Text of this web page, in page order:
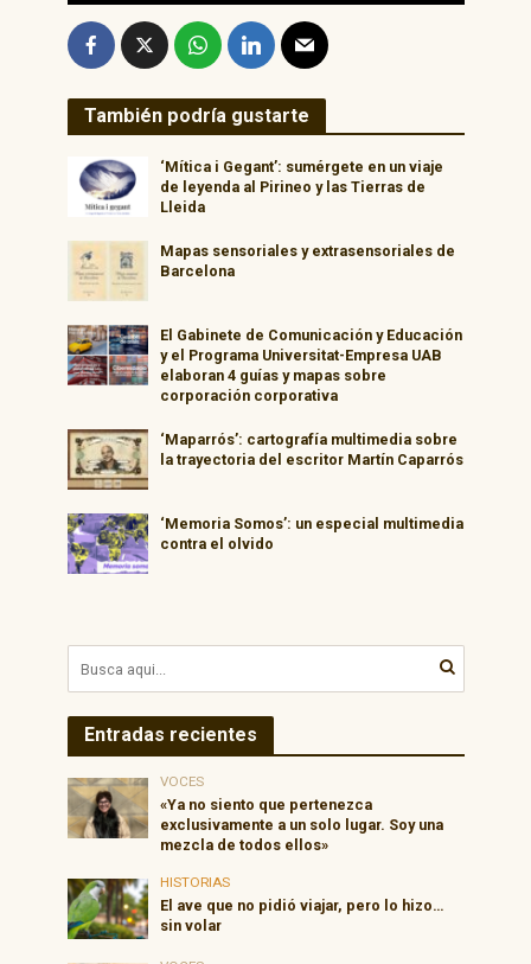
También podría gustarte
‘Mítica i Gegant’: sumérgete en un viaje
de leyenda al Pirineo y las Tierras de
Lleida
Mapas sensoriales y extrasensoriales de
Barcelona
El Gabinete de Comunicación y Educación
y el Programa Universitat-Empresa UAB
elaboran 4 guías y mapas sobre
corporación corporativa
‘Maparrós’: cartografía multimedia sobre
la trayectoria del escritor Martín Caparrós
‘Memoria Somos’: un especial multimedia
contra el olvido
Entradas recientes
VOCES
«Ya no siento que pertenezca
exclusivamente a un solo lugar. Soy una
mezcla de todos ellos»
HISTORIAS
El ave que no pidió viajar, pero lo hizo…
sin volar